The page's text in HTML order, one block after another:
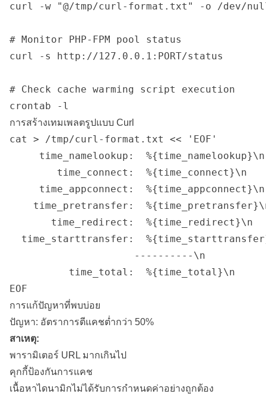
curl -w "@/tmp/curl-format.txt" -o /dev/
# Monitor PHP-FPM pool status
curl -s http://127.0.0.1:PORT/status
# Check cache warming script execution
การสร้างเทมเพลตรูปแบบ Curl
cat > /tmp/curl-format.txt << 'EOF'
     time_namelookup:  %{time_namelookup}\n
        time_connect:  %{time_connect}\n
     time_appconnect:  %{time_appconnect}\n
time_pretransfer:
       time_redirect:  %{time_redirect}\n
time_starttransfer:
                     ----------\n
          time_total:  %{time_total}\n
การแก้ปัญหาที่พบบ่อย
ปัญหา: อัตราการตีแคชต่ำกว่า 50%
สาเหตุ:
พารามิเตอร์ URL มากเกินไป
คุกกี้ป้องกันการแคช
เนื้อหาไดนามิกไม่ได้รับการกำหนดค่าอย่างถูกต้อง